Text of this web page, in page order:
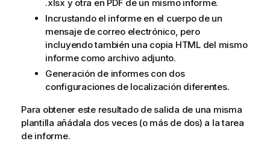
.xlsx y otra en PDF de un mismo informe.
Incrustando el informe en el cuerpo de un
mensaje de correo electrónico, pero
incluyendo también una copia HTML del mismo
informe como archivo adjunto.
Generación de informes con dos
configuraciones de localización diferentes.
Para obtener este resultado de salida de una misma
plantilla añádala dos veces (o más de dos) a la tarea
de informe.